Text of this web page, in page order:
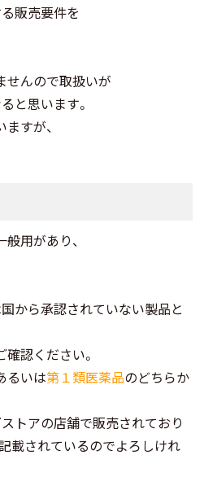
販売要件を
せんので取扱いが
と思います。
すが、
用があり、
から承認されていない製品と
確認ください。
るいは第１類医薬品のどちらか
トアの店舗で販売されており
載されているのでよろしけれ